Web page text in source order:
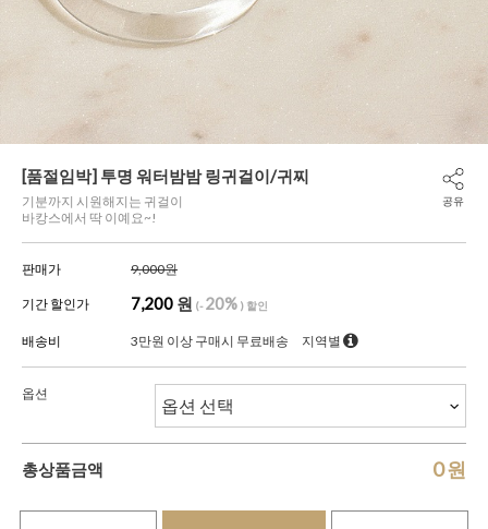
[품절임박] 투명 워터밤밤 링귀걸이/귀찌
기분까지 시원해지는 귀걸이
바캉스에서 딱 이예요~!
공유
판매가 9,000원
기간 할인가 7,200 원 (-20% ) 할인
배송비 3만원 이상 구매시 무료배송 지역별
옵션
총상품금액 0원